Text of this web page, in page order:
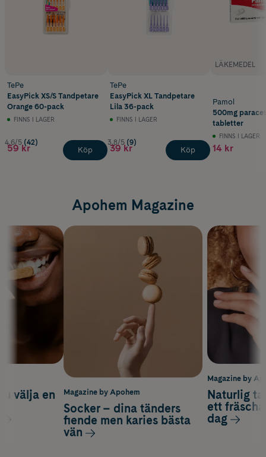
TePe
EasyPick XS/S Tandpetare
Orange 60-pack
FINNS I LAGER
4.6/5 (42)
59 kr Köp
TePe
EasyPick XL Tandpetare
Lila 36-pack
FINNS I LAGER
3.8/5 (9)
39 kr Köp
LÄKEMEDEL
Pamol
500mg
tabletter
FINNS I LAGER
14 kr
Apohem Magazine
Magazine by
Naturlig
ett
dag
välja en
Magazine by Apohem
Socker – dina tänders
fiende men karies bästa
vän